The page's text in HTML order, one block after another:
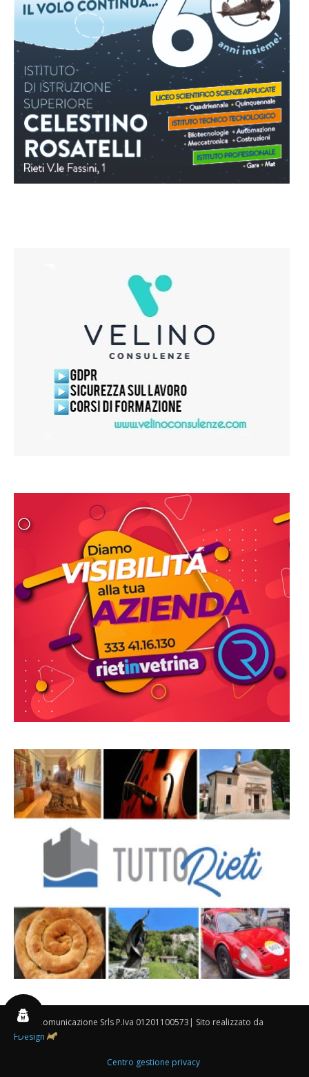
By 3P Comunicazione Srls P.Iva 01201100573| Sito realizzato da
FDesign
Centro gestione privacy